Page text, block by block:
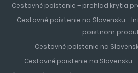
Cestovné poistenie – prehlad krytia
Cestovné poistenie na Slovensku -
poistnom
Cestovné poistenie na
Cestovné poistenie na Slovensku